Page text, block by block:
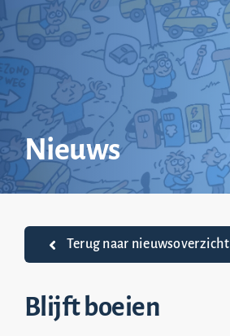
naar
inhoud
Home
Over mij
Praktijkvoorbeelden
Nieuws
Nieuws
Terug naar nieuwsoverzicht
Blijft boeien